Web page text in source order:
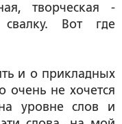
творческая -
Вот где
и о прикладных
очень не хочется
уровне слов и